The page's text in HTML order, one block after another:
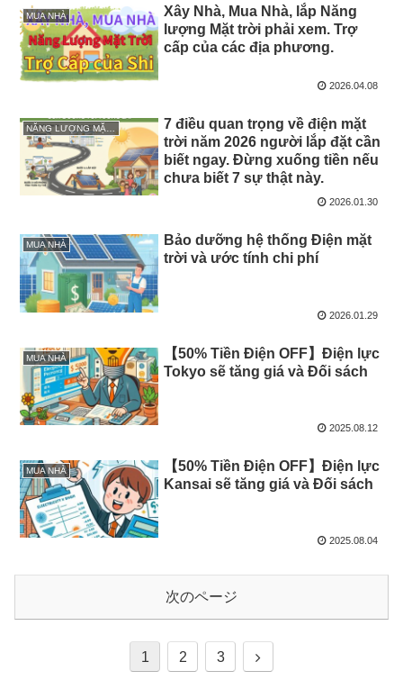
MUA NHÀ
Xây Nhà, Mua Nhà, lắp Năng
lượng Mặt trời phải xem. Trợ
cấp của các địa phương.
2026.04.08
NĂNG LƯỢNG MẶT TRỜI
7 điều quan trọng về điện mặt
trời năm 2026 người lắp đặt cần
biết ngay. Đừng xuống tiền nếu
chưa biết 7 sự thật này.
2026.01.30
MUA NHÀ
Bảo dưỡng hệ thống Điện mặt
trời và ước tính chi phí
2026.01.29
MUA NHÀ
【50% Tiền Điện OFF】Điện lực
Tokyo sẽ tăng giá và Đối sách
2025.08.12
MUA NHÀ
【50% Tiền Điện OFF】Điện lực
Kansai sẽ tăng giá và Đối sách
2025.08.04
次のページ
1 2 3
次